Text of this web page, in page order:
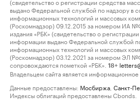
выдано Федеральной службой по надзору в
информационных технологий и массовых
(Роскомнадзор) 09.12.2015 за номером ИА
издания «РБК» (свидетельство о
информации выдано Федеральной службой
информационных технологий и массовых
(Роскомнадзор) 03.12.2021 за номером ЭЛ
сопровождаются пометкой «РБК».
18+
Владельцем сайта является информационное
Данные предоставлены: Мосбиржа Санкт-
Индексы облигаций предоставлены Cbonds.